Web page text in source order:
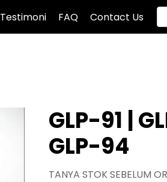
Testimoni FAQ Contact Us
GLP-91 |
GLP-94
TANYA STOK SEBELUM